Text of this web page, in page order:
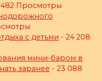
482 Просмотры
с детьми - 24 208
мини-баром в
заранее - 23 088